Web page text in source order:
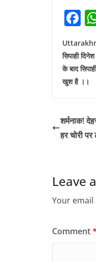
F
a
c
e
b
o
k
सिपाही
के बाद
खुश है ।।
शर्मनाक!
हर चोरी
Leave
Your
Comment*